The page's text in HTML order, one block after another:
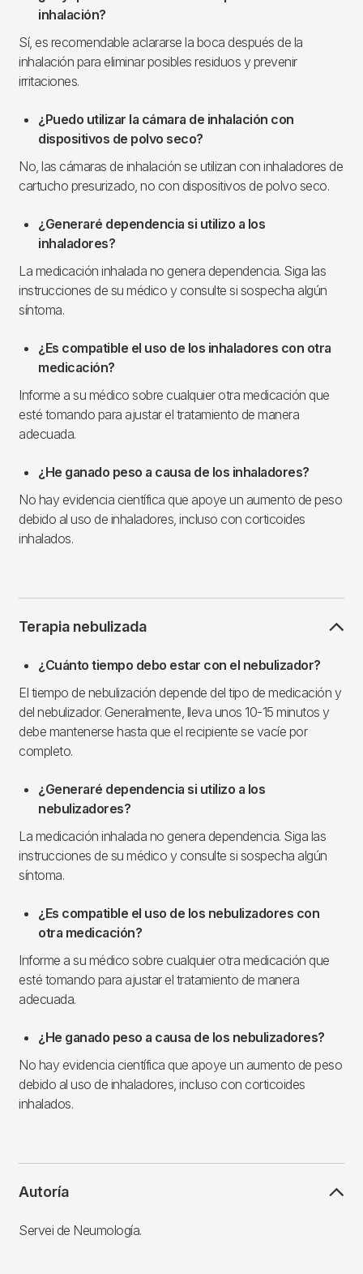
inhalación?
Sí, es recomendable aclararse la boca después de la
inhalación para eliminar posibles residuos y prevenir
irritaciones.
¿Puedo utilizar la cámara de inhalación con
dispositivos de polvo seco?
No, las cámaras de inhalación se utilizan con inhaladores de
cartucho presurizado, no con dispositivos de polvo seco.
¿Generaré dependencia si utilizo a los
inhaladores?
La medicación inhalada no genera dependencia. Siga las
instrucciones de su médico y consulte si sospecha algún
síntoma.
¿Es compatible el uso de los inhaladores con otra
medicación?
Informe a su médico sobre cualquier otra medicación que
esté tomando para ajustar el tratamiento de manera
adecuada.
¿He ganado peso a causa de los inhaladores?
No hay evidencia científica que apoye un aumento de peso
debido al uso de inhaladores, incluso con corticoides
inhalados.
Terapia nebulizada
¿Cuánto tiempo debo estar con el nebulizador?
El tiempo de nebulización depende del tipo de medicación y
del nebulizador. Generalmente, lleva unos 10-15 minutos y
debe mantenerse hasta que el recipiente se vacíe por
completo.
¿Generaré dependencia si utilizo a los
nebulizadores?
La medicación inhalada no genera dependencia. Siga las
instrucciones de su médico y consulte si sospecha algún
síntoma.
¿Es compatible el uso de los nebulizadores con
otra medicación?
Informe a su médico sobre cualquier otra medicación que
esté tomando para ajustar el tratamiento de manera
adecuada.
¿He ganado peso a causa de los nebulizadores?
No hay evidencia científica que apoye un aumento de peso
debido al uso de inhaladores, incluso con corticoides
inhalados.
Autoría
Servei de Neumología.